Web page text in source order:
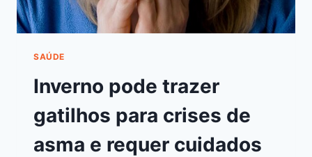
SAÚDE
Inverno pode trazer
gatilhos para crises de
asma e requer cuidados